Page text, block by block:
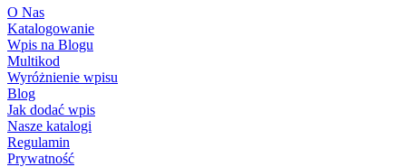
O Nas
Katalogowanie
Wpis na Blogu
Multikod
Wyróżnienie wpisu
Blog
Jak dodać wpis
Nasze katalogi
Regulamin
Prywatność